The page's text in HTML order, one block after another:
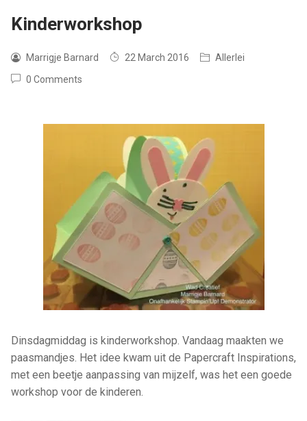
Kinderworkshop
Marrigje Barnard 22 March 2016
Allerlei
0 Comments
Dinsdagmiddag is kinderworkshop. Vandaag maakten we
paasmandjes. Het idee kwam uit de Papercraft Inspirations,
met een beetje aanpassing van mijzelf, was het een goede
workshop voor de kinderen.